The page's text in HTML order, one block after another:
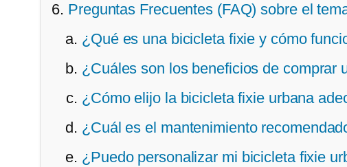
Preguntas Frecuentes (FAQ) sobre el
¿Qué es una bicicleta fixie y cómo
¿Cuáles son los beneficios de comprar
¿Cómo elijo la bicicleta fixie urbana
¿Cuál es el mantenimiento
¿Puedo personalizar mi bicicleta fixie